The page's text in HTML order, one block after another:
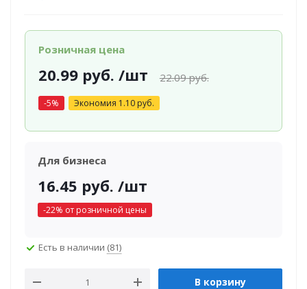
Розничная цена
20.99руб. /шт 22.09руб.
-5% Экономия 1.10руб.
Для бизнеса
16.45 руб. /шт
-22% от розничной цены
Есть в наличии (81)
В корзину